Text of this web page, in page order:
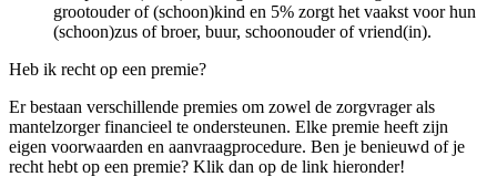
grootouder of (schoon)kind en 5% zorgt het vaakst voor hun
(schoon)zus of broer, buur, schoonouder of vriend(in).
Heb ik recht op een premie?
Er bestaan verschillende premies om zowel de zorgvrager als
mantelzorger financieel te ondersteunen. Elke premie heeft zijn
eigen voorwaarden en aanvraagprocedure. Ben je benieuwd of je
recht hebt op een premie? Klik dan op de link hieronder!